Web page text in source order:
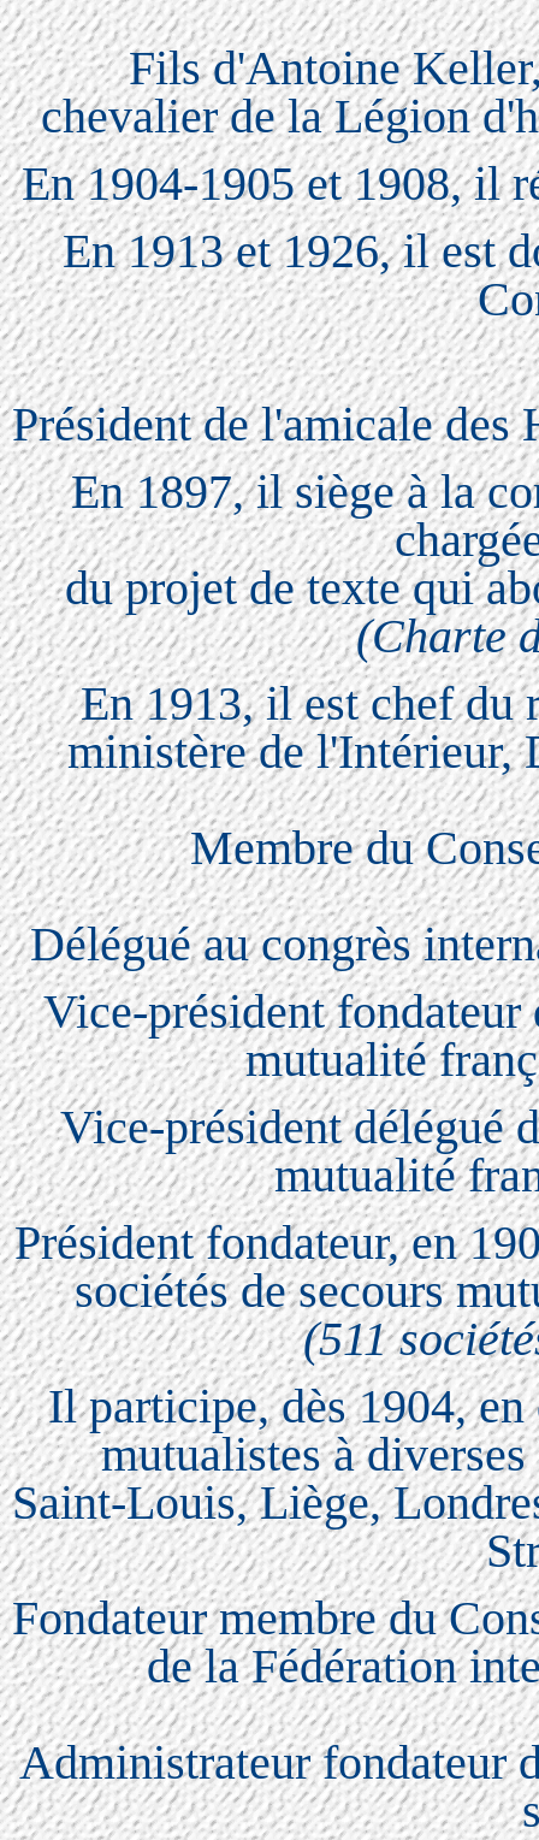
Fils d'Antoine
chevalier de la Légion
En 1904-1905 et 1908, il
En 1913 et 1926, il est
Président de l'amicale des
En 1897, il siège à la
du projet de texte qui
(Charte
En 1913, il est chef du
ministère de l'Intérieur,
Membre du
Délégué au congrès
Vice-président fondateur
mutualité
Vice-président délégué
mutualité
Président fondateur, en
sociétés de secours
(511
Il participe, dès 1904, en
mutualistes à
Saint-Louis, Liège,
Fondateur membre du
de la Fédération
Administrateur fondateur